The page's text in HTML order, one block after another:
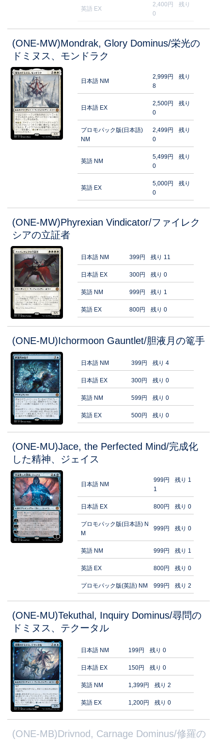
英語 EX
2,400円
残り
0
(ONE-MW)Mondrak, Glory Dominus/栄光の
ドミヌス、モンドラク
日本語 NM
2,999円
残り
8
日本語 EX
2,500円
残り
0
プロモパック版(日本語)
NM
2,499円
残り
0
英語 NM
5,499円
残り
0
英語 EX
5,000円
残り
0
(ONE-MW)Phyrexian Vindicator/ファイレク
シアの立証者
日本語 NM 399円 残り 11
日本語 EX 300円 残り 0
英語 NM 999円 残り 1
英語 EX 800円 残り 0
(ONE-MU)Ichormoon Gauntlet/胆液月の篭手
日本語 NM 399円 残り 4
日本語 EX 300円 残り 0
英語 NM 599円 残り 0
英語 EX 500円 残り 0
(ONE-MU)Jace, the Perfected Mind/完成化
した精神、ジェイス
日本語 NM
999円
残り 1
1
日本語 EX 800円 残り 0
プロモパック版(日本語) N
M
999円 残り 0
英語 NM 999円 残り 1
英語 EX 800円 残り 0
プロモパック版(英語) NM 999円 残り 2
(ONE-MU)Tekuthal, Inquiry Dominus/尋問の
ドミヌス、テクータル
日本語 NM 199円 残り 0
日本語 EX 150円 残り 0
英語 NM 1,399円 残り 2
英語 EX 1,200円 残り 0
(ONE-MB)Drivnod, Carnage Dominus/修羅の